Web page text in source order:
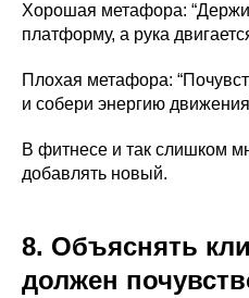
Хорошая метафора: “Держи
платформу, а рука
Плохая метафора:
и собери энергию
В фитнесе и так слишком
добавлять новый.
8. Объяснять
должен